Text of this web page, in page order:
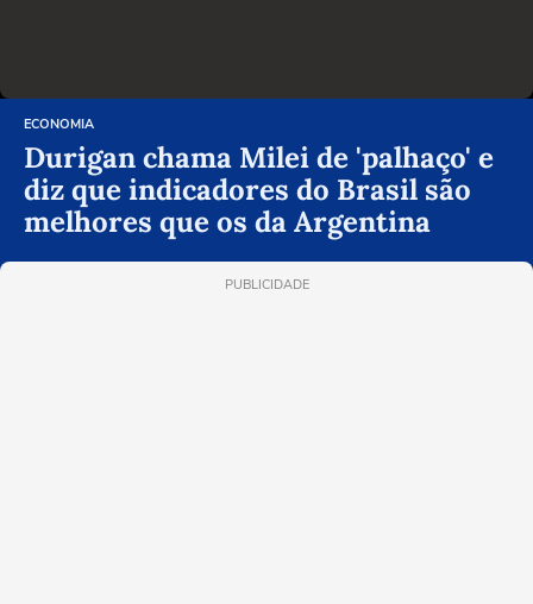
ECONOMIA
Durigan chama Milei de 'palhaço' e
diz que indicadores do Brasil são
melhores que os da Argentina
PUBLICIDADE